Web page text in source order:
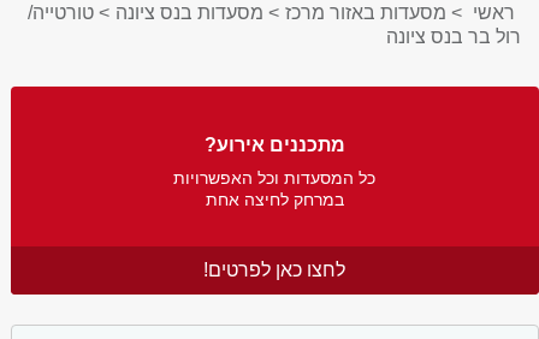
ראשי > מסעדות באזור מרכז > מסעדות בנס ציונה > טורטייה/
רול בר בנס ציונה
מתכננים אירוע?
כל המסעדות וכל האפשרויות
במרחק לחיצה אחת
לחצו כאן לפרטים!